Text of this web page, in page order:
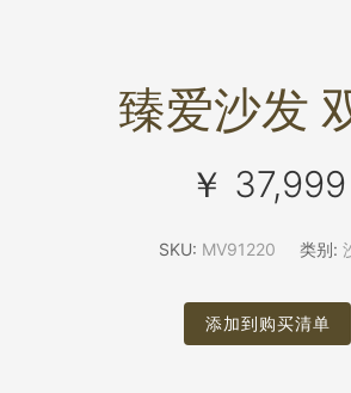
臻爱沙发
￥ 37,999
SKU: MV91220 类别:
添加到购买清单